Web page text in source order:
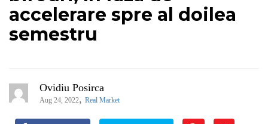
accelerare spre al doilea
semestru
Ovidiu Posirca
Aug 24, 2022, Real Market